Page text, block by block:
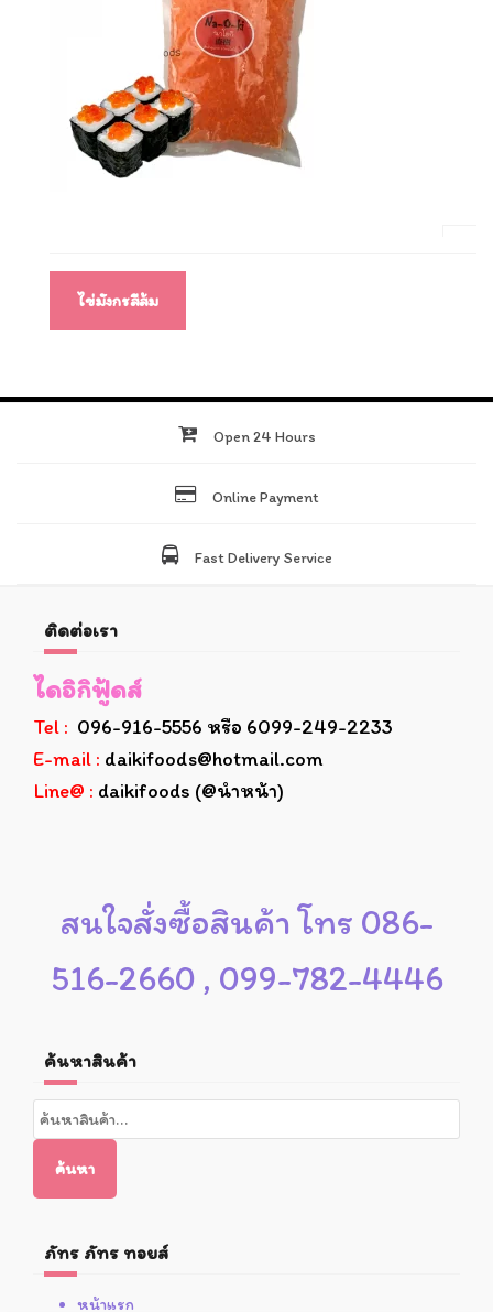
เรื่องไข่มังกรสีส้ม
Open 24 Hours
Online Payment
Fast Delivery Service
ติดต่อเรา
ไดอิกิฟู้ดส์
Tel : 096-916-5556 หรือ 6099-249-2233
E-mail : daikifoods@hotmail.com
Line@ : daikifoods (@นำหน้า)
สนใจสั่งซื้อสินค้า โทร 086-
516-2660 , 099-782-4446
ค้นหาสินค้า
ค้นหา:
ค้นหา
ภัทร ภัทร ทอยส์
หน้าแรก